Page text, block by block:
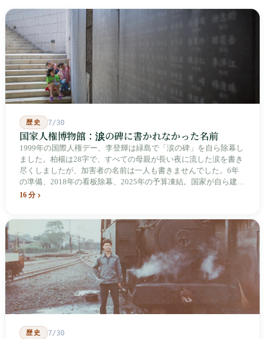
歴史 7/30
国家人権博物館：涙の碑に書かれなかった名前
1999年の国際人権デー、李登輝は緑島で「涙の碑」を自ら除幕し
ました。柏楊は28字で、すべての母親が長い夜に流した涙を書き
尽くしましたが、加害者の名前は一人も書きませんでした。6年
の準備、2018年の看板除幕、2025年の予算凍結。国家が自ら建
て、自らが行ったことを記念する博物館です。しかし解厳から39
16 分
歴史 7/30